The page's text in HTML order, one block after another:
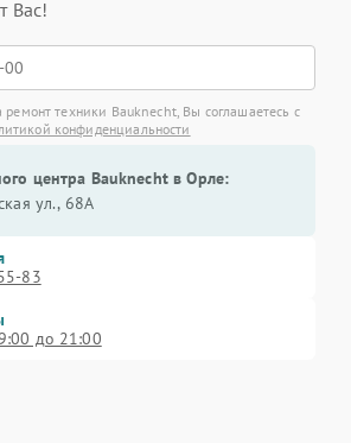
Вас!
ремонт техники Bauknecht, Вы соглашаетесь с
конфиденциальности
центра Bauknecht в Орле:
ул., 68А
83
до 21:00